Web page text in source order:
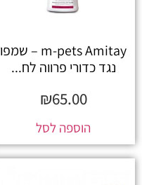
m-pets Amitay – שמפו
נגד כדורי פרווה לח...
₪65.00
הוספה לסל